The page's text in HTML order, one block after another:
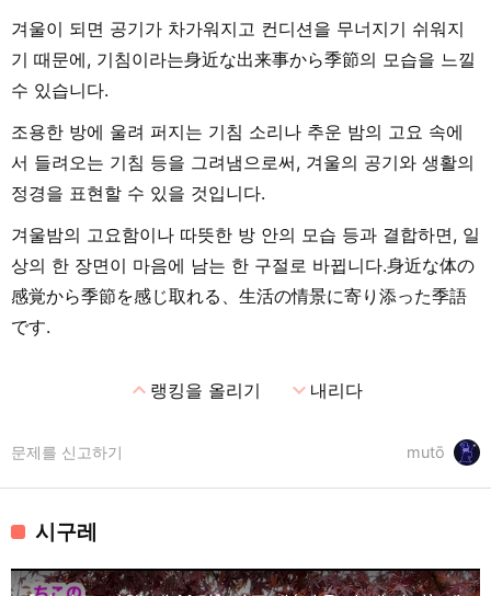
겨울이 되면 공기가 차가워지고 컨디션을 무너지기 쉬워지
기 때문에, 기침이라는身近な出来事から季節의 모습을 느낄
수 있습니다.
조용한 방에 울려 퍼지는 기침 소리나 추운 밤의 고요 속에
서 들려오는 기침 등을 그려냄으로써, 겨울의 공기와 생활의
정경을 표현할 수 있을 것입니다.
겨울밤의 고요함이나 따뜻한 방 안의 모습 등과 결합하면, 일
상의 한 장면이 마음에 남는 한 구절로 바뀝니다.身近な体の
感覚から季節を感じ取れる、生活の情景に寄り添った季語
です.
expand_less랭킹을 올리기 expand_more내리다
mutō
문제를 신고하기
시구레